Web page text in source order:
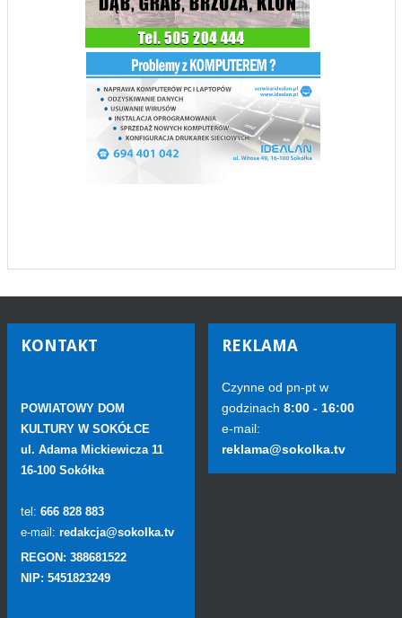
KONTAKT
POWIATOWY DOM
KULTURY W SOKÓŁCE
ul. Adama Mickiewicza 11
16-100 Sokółka
tel: 666 828 883
e-mail: redakcja@sokolka.tv
REGON: 388681522
NIP: 5451823249
REKLAMA
Czynne od pn-pt w
godzinach 8:00 - 16:00
e-mail:
reklama@sokolka.tv